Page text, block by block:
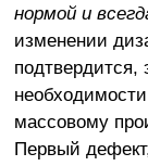
нормой и
изменении
подтвердится,
массовому
Первый